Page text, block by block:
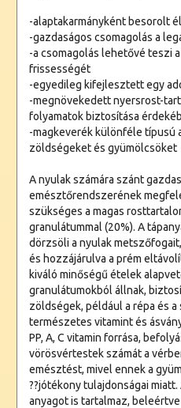
-alaptakarmányként besorolt
-gazdaságos csomagolás a
-a csomagolás lehetővé teszi
frissességét
-egyedileg kifejlesztett egy
-megnövekedett nyersrost-
folyamatok biztosítása
-magkeverék különféle típusú
zöldségeket és gyümölcsöket
A nyulak számára szánt
emésztőrendszerének
szükséges a magas
granulátummal (20%). A
dörzsöli a nyulak
és hozzájárulva a prém
kiváló minőségű ételek
granulátumokból állnak,
zöldségek, például a répa és
természetes vitamint és
PP, A, C vitamin forrása,
vörösvértestek számát a
emésztést, mivel ennek a
??jótékony tulajdonságai
anyagot is tartalmaz,